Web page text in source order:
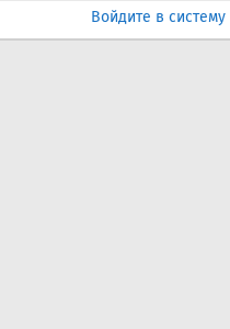
Войдите в систему